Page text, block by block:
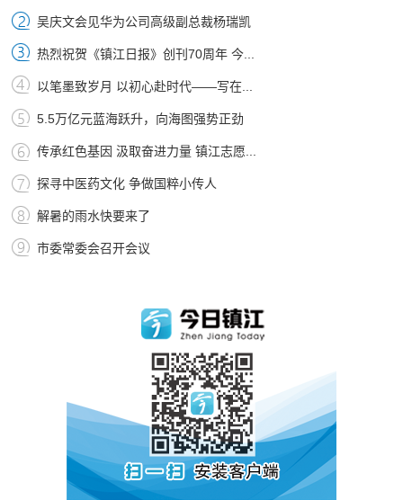
吴庆文会见华为公司高级副总裁杨瑞凯
热烈祝贺《镇江日报》创刊70周年 今...
以笔墨致岁月 以初心赴时代——写在...
5.5万亿元蓝海跃升，向海图强势正劲
传承红色基因 汲取奋进力量 镇江志愿...
探寻中医药文化 争做国粹小传人
解暑的雨水快要来了
市委常委会召开会议